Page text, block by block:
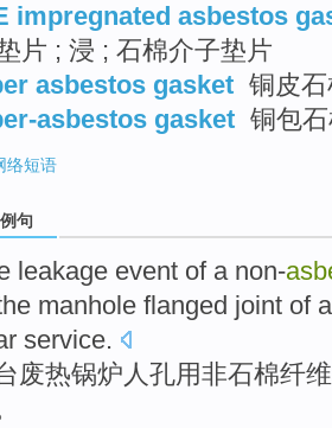
impregnated asbestos
片 ; 浸 ; 石棉介子垫片
asbestos gasket 铜皮
asbestos gasket 铜包
络短语
句
leakage event of a non-
manhole flanged joint of
service.
废热锅炉 人孔用非石棉纤维